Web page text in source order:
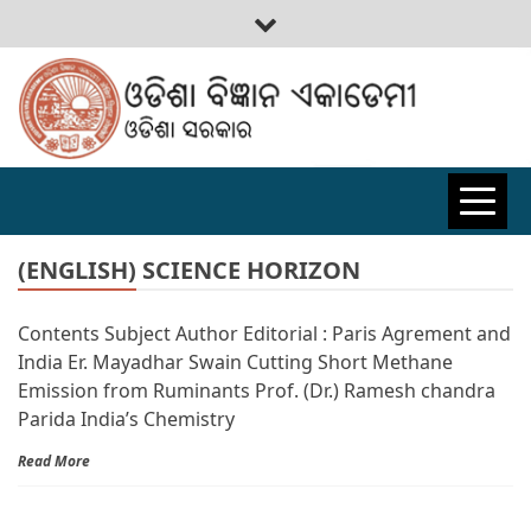
ODISHA
BIGYAN
ACADEMY
(ENGLISH) SCIENCE HORIZON
Contents Subject Author Editorial : Paris Agrement and
India Er. Mayadhar Swain Cutting Short Methane
Emission from Ruminants Prof. (Dr.) Ramesh chandra
Parida India’s Chemistry
Read More